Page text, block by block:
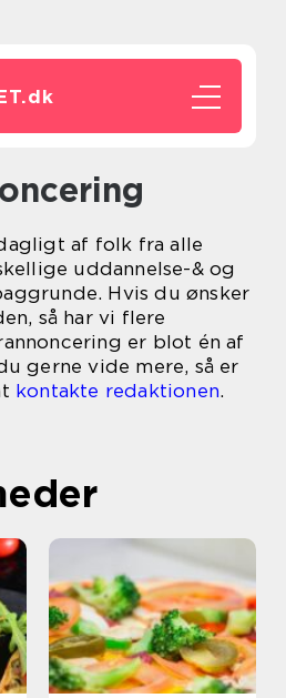
dk
af folk fra alle
uddannelse-& og
Hvis du ønsker
så har vi flere
er blot én af
gerne vide mere, så er
kontakte redaktionen.